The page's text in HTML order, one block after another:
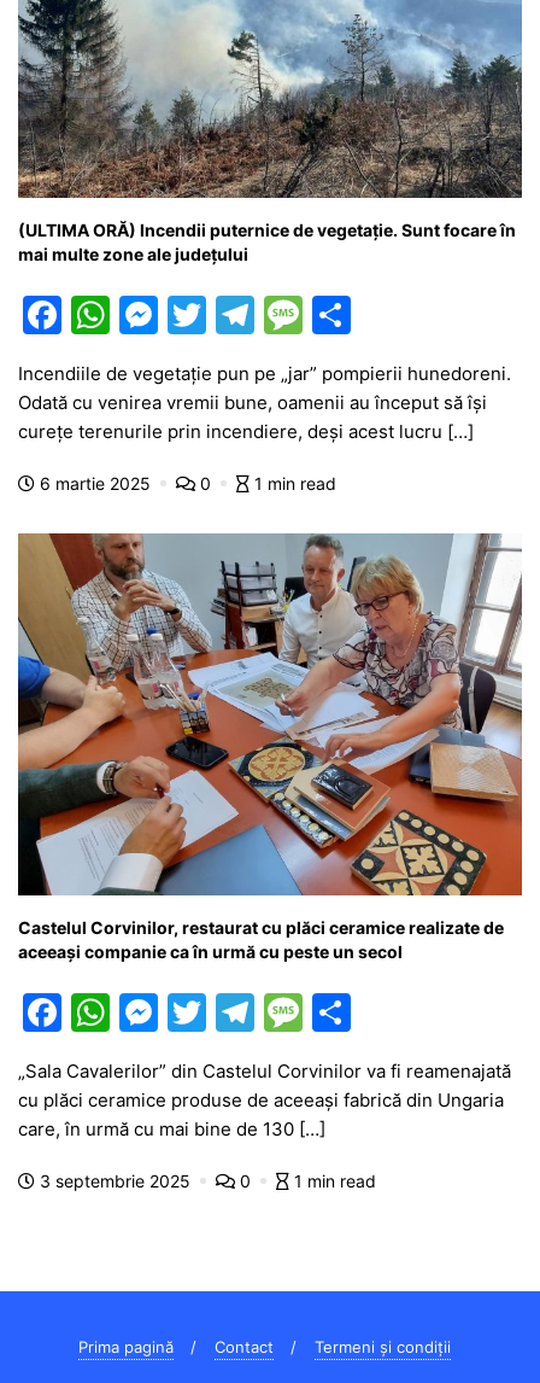
(ULTIMA ORĂ) Incendii puternice de vegetație. Sunt focare în
mai multe zone ale județului
F
c
e
b
o
o
k
W
at
s
A
p
M
s
s
e
g
er
T
itt
er
T
e
gr
a
M
s
s
a
g
e
ta
je
ă
Incendiile de vegetație pun pe „jar” pompierii hunedoreni.
Odată cu venirea vremii bune, oamenii au început să își
curețe terenurile prin incendiere, deși acest lucru […]
6 martie 2025 0 1 min read
Castelul Corvinilor, restaurat cu plăci ceramice realizate de
aceeași companie ca în urmă cu peste un secol
F
c
e
b
o
k
W
at
s
A
p
M
s
s
e
er
T
itt
er
T
e
gr
a
m
M
s
s
a
ta
a
z
„Sala Cavalerilor” din Castelul Corvinilor va fi reamenajată
cu plăci ceramice produse de aceeași fabrică din Ungaria
care, în urmă cu mai bine de 130 […]
3 septembrie 2025 0 1 min read
Prima pagină Contact Termeni și condiții